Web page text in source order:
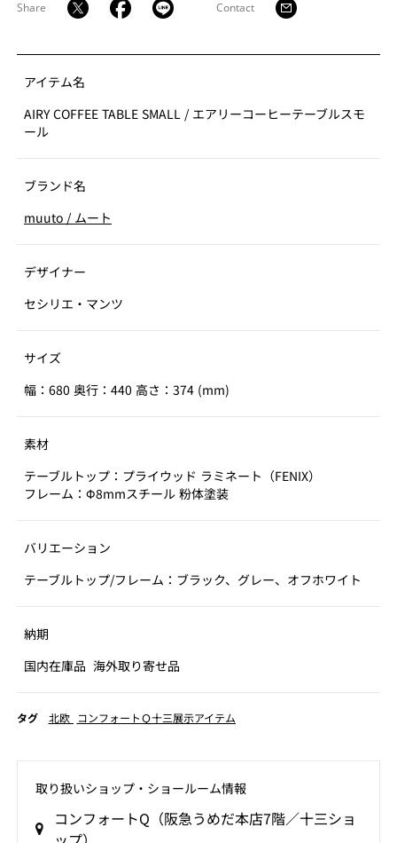
Share Contact
アイテム名
AIRY COFFEE TABLE SMALL / エアリーコーヒーテーブルスモ
ール
ブランド名
muuto / ムート
デザイナー
セシリエ・マンツ
サイズ
幅：680 奥行：440 高さ：374 (mm)
素材
テーブルトップ：プライウッド ラミネート（FENIX）
フレーム：Φ8mmスチール 粉体塗装
バリエーション
テーブルトップ/フレーム：ブラック、グレー、オフホワイト
納期
国内在庫品 海外取り寄せ品
タグ 北欧 コンフォートＱ十三展示アイテム
取り扱いショップ‧ショールーム情報
コンフォートQ（阪急うめだ本店7階／十三ショ